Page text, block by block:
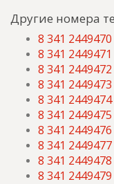
Другие номера
8 341 2449470
8 341 2449471
8 341 2449472
8 341 2449473
8 341 2449474
8 341 2449475
8 341 2449476
8 341 2449477
8 341 2449478
8 341 2449479